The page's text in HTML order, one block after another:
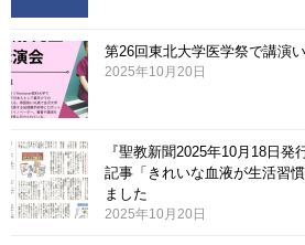
第26回東北大学医学祭で講演
2025年10月20日
『聖教新聞2025年10月18日
記事「きれいな血液が生活習
ました
2025年10月20日